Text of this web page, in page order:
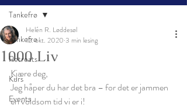
Tankefrø
Retreats
Kurs
Events
Tankefrø
1000 Liv
Helén R. Løddesøl
12. okt. 2020 3 min lesing
Kjære deg,
Jeg håper du har det bra – for det er jammen
en voldsom tid vi er i!